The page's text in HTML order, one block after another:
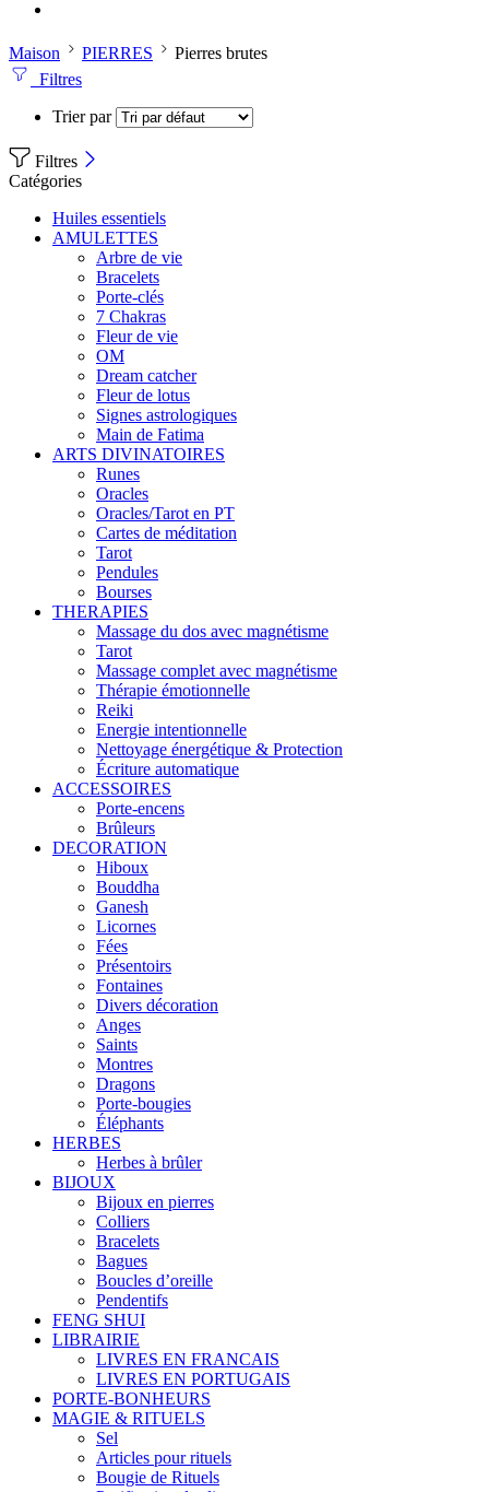
Maison PIERRES
Pierres brutes
Filtres
Trier par
Filtres
Catégories
Huiles essentiels
AMULETTES
Arbre de vie
Bracelets
Porte-clés
7 Chakras
Fleur de vie
OM
Dream catcher
Fleur de lotus
Signes astrologiques
Main de Fatima
ARTS DIVINATOIRES
Runes
Oracles
Oracles/Tarot en PT
Cartes de méditation
Tarot
Pendules
Bourses
THERAPIES
Massage du dos avec magnétisme
Tarot
Massage complet avec magnétisme
Thérapie émotionnelle
Reiki
Energie intentionnelle
Nettoyage énergétique & Protection
Écriture automatique
ACCESSOIRES
Porte-encens
Brûleurs
DECORATION
Hiboux
Bouddha
Ganesh
Licornes
Fées
Présentoirs
Fontaines
Divers décoration
Anges
Saints
Montres
Dragons
Porte-bougies
Éléphants
HERBES
Herbes à brûler
BIJOUX
Bijoux en pierres
Colliers
Bracelets
Bagues
Boucles d’oreille
Pendentifs
FENG SHUI
LIBRAIRIE
LIVRES EN FRANCAIS
LIVRES EN PORTUGAIS
PORTE-BONHEURS
MAGIE & RITUELS
Sel
Articles pour rituels
Bougie de Rituels